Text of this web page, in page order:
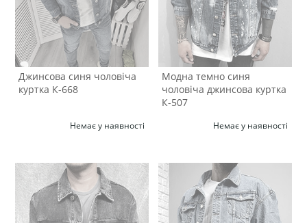
Джинсова синя чоловіча
куртка К-668
Немає у наявності
Модна темно синя
чоловіча джинсова куртка
К-507
Немає у наявності